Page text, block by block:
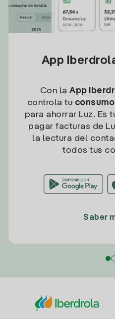
App
Con la App
controla tu
para ahorrar Luz. Es
pagar facturas de
la lectura del
todos tus
Saber